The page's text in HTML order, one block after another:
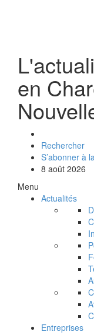
en
Rechercher
S’abonner à
8 août 2026
Menu
Actualités
Entreprises